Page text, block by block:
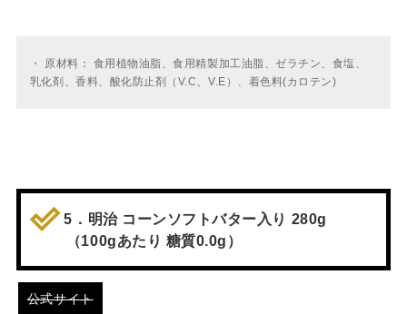
・
原材料： 食用植物油脂、食用精製加工油脂、ゼラチン、食塩、
乳化剤、香料、酸化防止剤（V.C、V.E）、着色料(カロテン)
5．明治 コーンソフトバター入り 280g
（100gあたり 糖質0.0g）
公式サイト